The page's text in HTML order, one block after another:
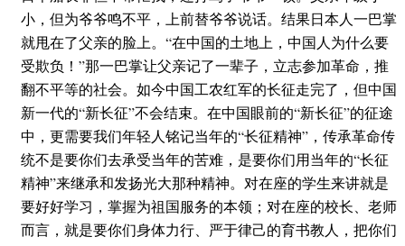
小，但为爷爷鸣不平，上前替爷爷说话。结果日本人一巴掌
就甩在了父亲的脸上。“在中国的土地上，中国人为什么要
受欺负！”那一巴掌让父亲记了一辈子，立志参加革命，推
翻不平等的社会。如今中国工农红军的长征走完了，但中国
新一代的“新长征”不会结束。在中国眼前的“新长征”的征途
中，更需要我们年轻人铭记当年的“长征精神”，传承革命传
统不是要你们去承受当年的苦难，是要你们用当年的“长征
精神”来继承和发扬光大那种精神。对在座的学生来讲就是
要好好学习，掌握为祖国服务的本领；对在座的校长、老师
而言，就是要你们身体力行、严于律己的育书教人，把你们